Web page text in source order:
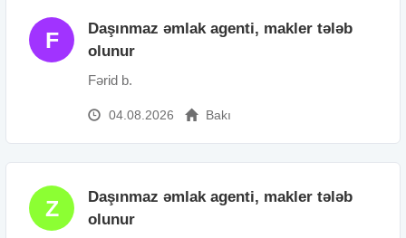
F
Daşınmaz əmlak agenti, makler tələb
olunur
Fərid b.
04.08.2026 Bakı
Z
Daşınmaz əmlak agenti, makler tələb
olunur